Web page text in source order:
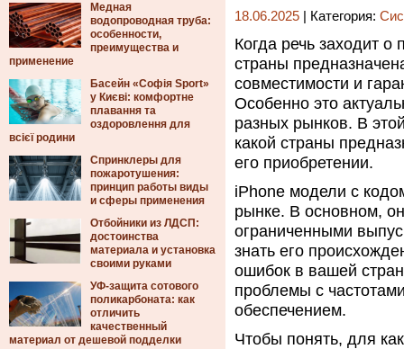
Медная
водопроводная труба:
особенности,
преимущества и
применение
Басейн «Софія Sport»
у Києві: комфортне
плавання та
оздоровлення для
всієї родини
Спринклеры для
пожаротушения:
принцип работы виды
и сферы применения
Отбойники из ЛДСП:
достоинства
материала и установка
своими руками
УФ-защита сотового
поликарбоната: как
отличить
качественный
материал от дешевой подделки
18.06.2025 | Категория:
Когда речь заходит о
страны
совместимости и
Особенно это
разных рынков. В
какой страны
его приобретении.
iPhone модели с
рынке. В основном,
ограниченными
знать его
ошибок в вашей
проблемы с
обеспечением.
Чтобы понять, для